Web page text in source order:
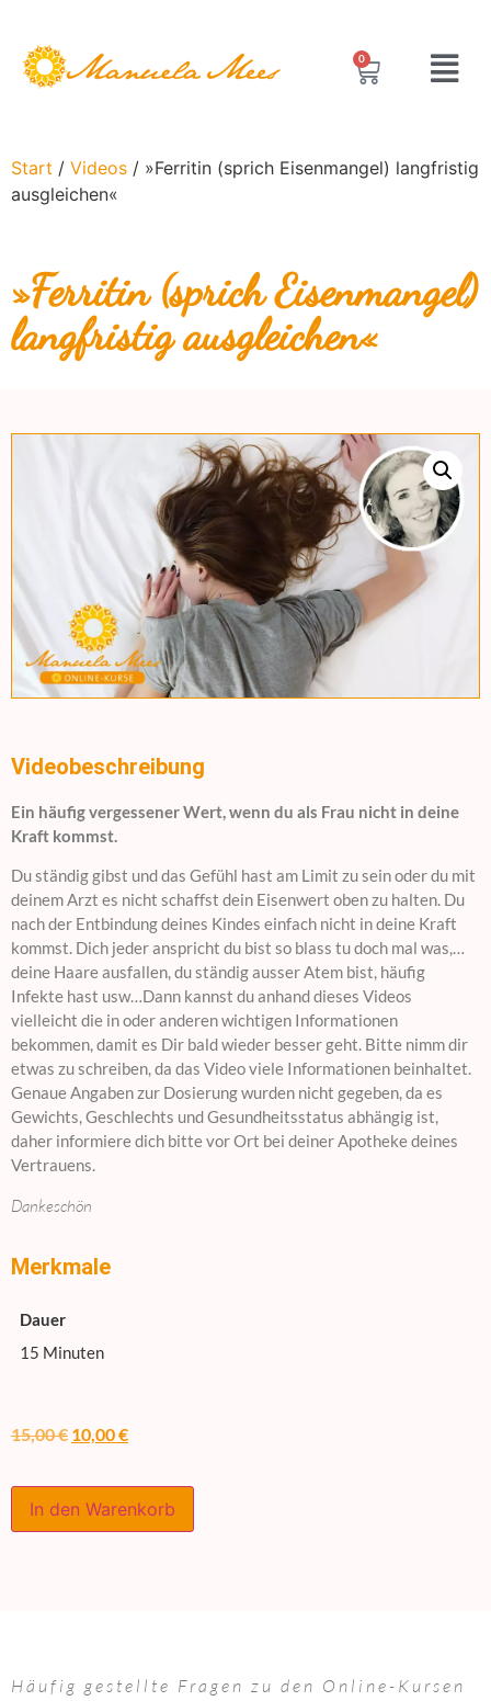
0
Start / Videos / »Ferritin (sprich Eisenmangel) langfristig
ausgleichen«
»Ferritin (sprich Eisenmangel)
langfristig ausgleichen«
Videobeschreibung
Ein häufig vergessener Wert, wenn du als Frau nicht in deine
Kraft kommst.
Du ständig gibst und das Gefühl hast am Limit zu sein oder du mit
deinem Arzt es nicht schaffst dein Eisenwert oben zu halten. Du
nach der Entbindung deines Kindes einfach nicht in deine Kraft
kommst. Dich jeder anspricht du bist so blass tu doch mal was,…
deine Haare ausfallen, du ständig ausser Atem bist, häufig
Infekte hast usw…Dann kannst du anhand dieses Videos
vielleicht die in oder anderen wichtigen Informationen
bekommen, damit es Dir bald wieder besser geht. Bitte nimm dir
etwas zu schreiben, da das Video viele Informationen beinhaltet.
Genaue Angaben zur Dosierung wurden nicht gegeben, da es
Gewichts, Geschlechts und Gesundheitsstatus abhängig ist,
daher informiere dich bitte vor Ort bei deiner Apotheke deines
Vertrauens.
Dankeschön
Merkmale
Dauer
15 Minuten
15,00€ 10,00€
In den Warenkorb
Häufig gestellte Fragen zu den Online-Kursen